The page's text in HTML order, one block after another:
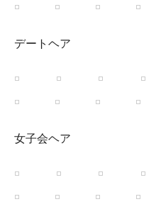
デートヘア
女子会ヘア